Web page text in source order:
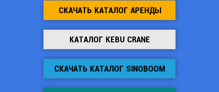
СКАЧАТЬ КАТАЛОГ АРЕНДЫ
КАТАЛОГ KEBU CRANE
СКАЧАТЬ КАТАЛОГ SINOBOOM